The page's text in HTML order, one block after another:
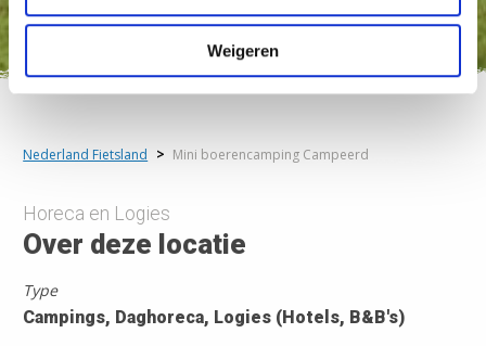
Weigeren
Nederland Fietsland > Mini boerencamping Campeerd
Horeca en Logies
Over deze locatie
Type
Campings, Daghoreca, Logies (Hotels, B&B's)